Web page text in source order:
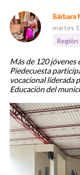
Bárbara
martes
Más de 120 jóvenes
Piedecuesta
vocacional liderada
Educación del